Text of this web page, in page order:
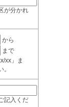
が分かれ
から
まで
xx」ま
記入くだ